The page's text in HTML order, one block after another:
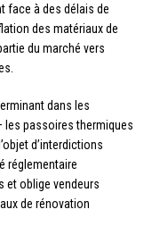
face à des délais de
des matériaux de
du marché vers
dans les
les passoires thermiques
d’interdictions
réglementaire
et oblige vendeurs
de rénovation